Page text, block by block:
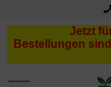
Jetzt
Bestellungen